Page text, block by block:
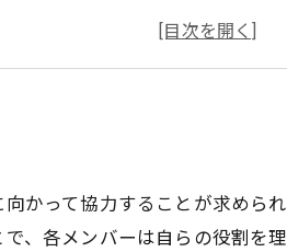
工管理での成長を支えるマインド
チームの成功事例から学ぶ、成
かって協力することが求めら
、各メンバーは自らの役割を